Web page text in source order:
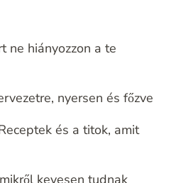
ne hiányozzon a te
nyersen és főzve
és a titok, amit
kevesen tudnak